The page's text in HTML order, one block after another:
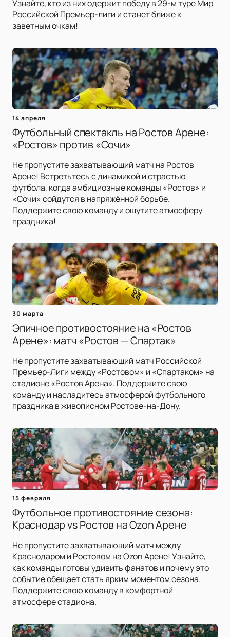
Узнайте, кто из них одержит победу в 29-м туре Мир
Российской Премьер-лиги и станет ближе к
заветным очкам!
14 апреля
Футбольный спектакль на Ростов Арене:
«Ростов» против «Сочи»
Не пропустите захватывающий матч на Ростов
Арене! Встретьтесь с динамикой и страстью
футбола, когда амбициозные команды «Ростов» и
«Сочи» сойдутся в напряжённой борьбе.
Поддержите свою команду и ощутите атмосферу
праздника!
30 марта
Эпичное противостояние на «Ростов
Арене»: матч «Ростов — Спартак»
Не пропустите захватывающий матч Российской
Премьер-Лиги между «Ростовом» и «Спартаком» на
стадионе «Ростов Арена». Поддержите свою
команду и насладитесь атмосферой футбольного
праздника в живописном Ростове-на-Дону.
15 февраля
Футбольное противостояние сезона:
Краснодар vs Ростов на Ozon Арене
Не пропустите захватывающий матч между
Краснодаром и Ростовом на Ozon Арене! Узнайте,
как команды готовы удивить фанатов и почему это
событие обещает стать ярким моментом сезона.
Поддержите свою команду в комфортной
атмосфере стадиона.